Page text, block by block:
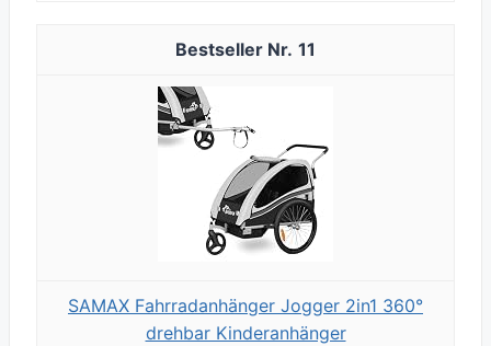
11
SAMAX Fahrradanhänger Jogger 2in1 360°
drehbar Kinderanhänger